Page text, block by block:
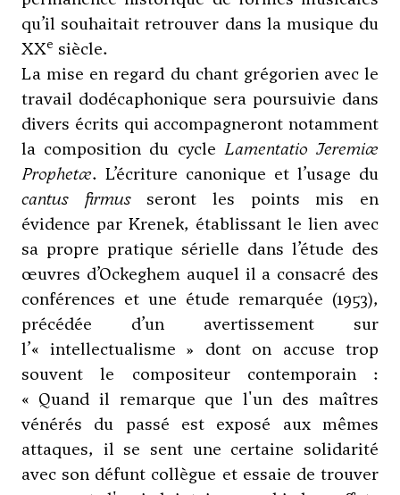
qu’il souhaitait retrouver dans la musique du
XXe siècle.
La mise en regard du chant grégorien avec le
travail dodécaphonique sera poursuivie dans
divers écrits qui accompagneront notamment
la composition du cycle Lamentatio Jeremiæ
Prophetæ. L’écriture canonique et l’usage du
cantus firmusseront les points mis en
évidence par Krenek, établissant le lien avec
sa propre pratique sérielle dans l’étude des
œuvres d’Ockeghem auquel il a consacré des
conférences et une étude remarquée (1953),
précédée d’un avertissement sur
l’« intellectualisme » dont on accuse trop
souvent le compositeur contemporain :
« Quand il remarque que l'un des maîtres
vénérés du passé est exposé aux mêmes
attaques, il se sent une certaine solidarité
avec son défunt collègue et essaie de trouver